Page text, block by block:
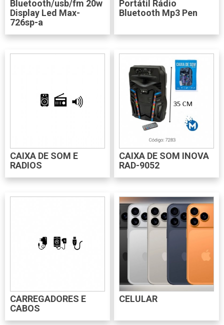
Bluetooth/usb/fm 20w
Display Led Max-
726sp-a
Portátil Rádio
Bluetooth Mp3 Pen
CAIXA DE SOM E
RADIOS
CAIXA DE SOM INOVA
RAD-9052
CARREGADORES E
CABOS
CELULAR